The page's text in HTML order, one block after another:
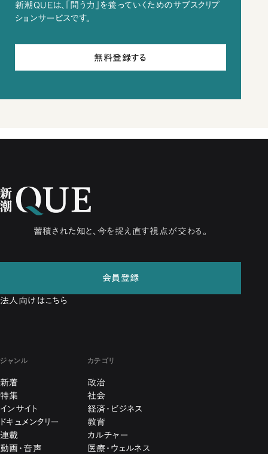
新潮QUEは、「問う力」を養っていくためのサブスクリプ
ションサービスです。
無料登録する
蓄積された知と、今を捉え直す視点が交わる。
会員登録
法人向けはこちら
ジャンル
新着
特集
インサイト
ドキュメンタリー
連載
動画・音声
カテゴリ
政治
社会
経済・ビジネス
教育
カルチャー
医療・ウェルネス